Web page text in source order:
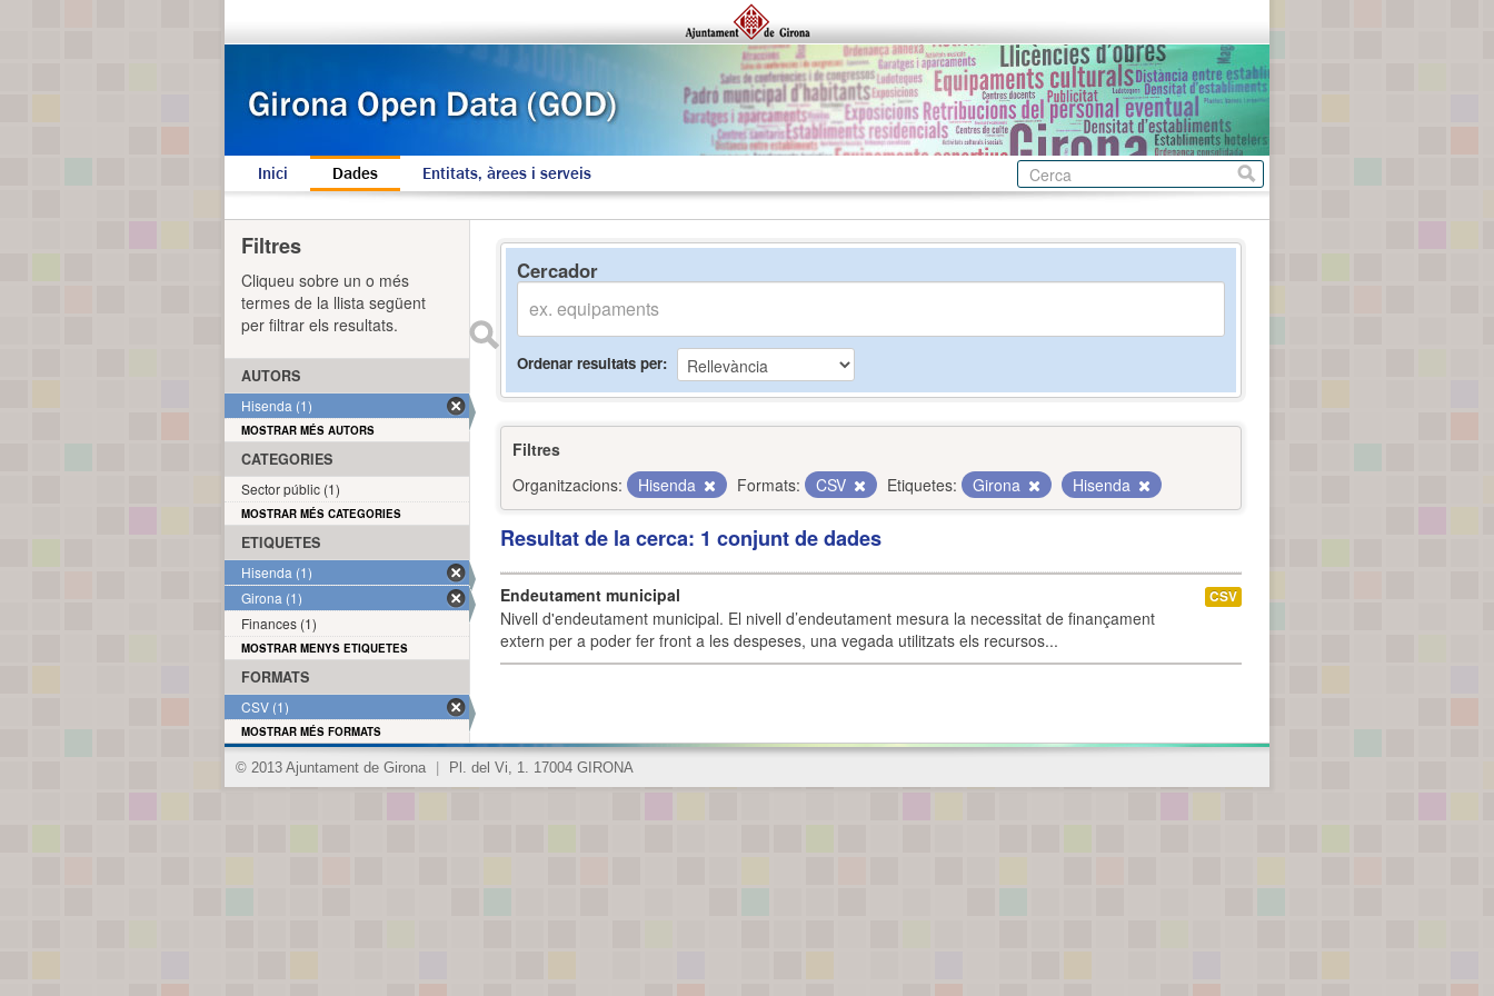
Inici Dades Entitats, àrees i serveis
Cercador
Ordenar resultats per
Filtres
Organitzacions:
Hisenda Formats: CSV Etiquetes: Girona Hisenda
Resultat de la cerca: 1 conjunt de dades
Endeutament municipal
Nivell d'endeutament municipal. El nivell d’endeutament mesura la necessitat de finançament
extern per a poder fer front a les despeses, una vegada utilitzats els recursos...
CSV
Filtres
Cliqueu sobre un o més
termes de la llista següent
per filtrar els resultats.
AUTORS
Hisenda (1)
MOSTRAR MÉS AUTORS
CATEGORIES
Sector públic (1)
MOSTRAR MÉS CATEGORIES
ETIQUETES
Hisenda (1)
Girona (1)
Finances (1)
MOSTRAR MENYS ETIQUETES
FORMATS
CSV (1)
MOSTRAR MÉS FORMATS
© 2013 Ajuntament de Girona Pl. del Vi, 1. 17004 GIRONA